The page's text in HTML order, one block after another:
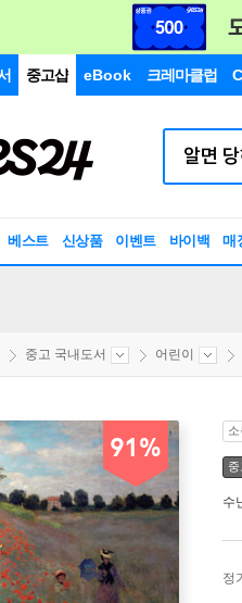
중고샵 eBook 크레마클럽
베스트 신상품 이벤트 바이백 매
중고 국내도서 어린이
91%
수
정